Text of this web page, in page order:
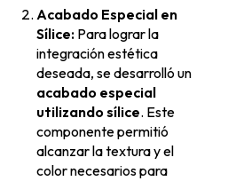
Acabado Especial en
Sílice: Para lograr la
integración estética
deseada, se desarrolló un
acabado especial
utilizando sílice. Este
componente permitió
alcanzar la textura y el
color necesarios para